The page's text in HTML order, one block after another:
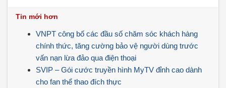
Tin mới hơn
VNPT công bố các đầu số chăm sóc khách hàng
chính thức, tăng cường bảo vệ người dùng trước
vấn nạn lừa đảo qua điện thoại
SVIP – Gói cước truyền hình MyTV đỉnh cao dành
cho fan thể thao đích thực